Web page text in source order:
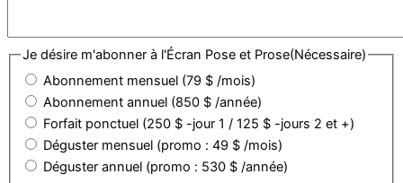
Je désire m'abonner à l'Écran Pose et Prose(Nécessaire)
Abonnement mensuel (79 $ /mois)
Abonnement annuel (850 $ /année)
Forfait ponctuel (250 $ -jour 1 / 125 $ -jours 2 et +)
Déguster mensuel (promo : 49 $ /mois)
Déguster annuel (promo : 530 $ /année)